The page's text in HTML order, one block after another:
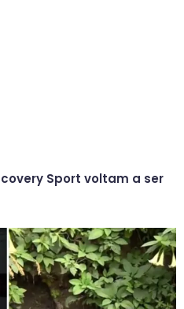
Sport voltam a ser